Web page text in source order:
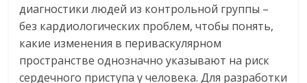
диагностики людей из контрольной группы –
без кардиологических проблем, чтобы понять,
какие изменения в периваскулярном
пространстве однозначно указывают на риск
сердечного приступа у человека. Для разработки